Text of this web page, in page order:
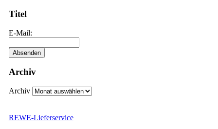
Titel
E-Mail:
Archiv
Archiv
REWE-Lieferservice